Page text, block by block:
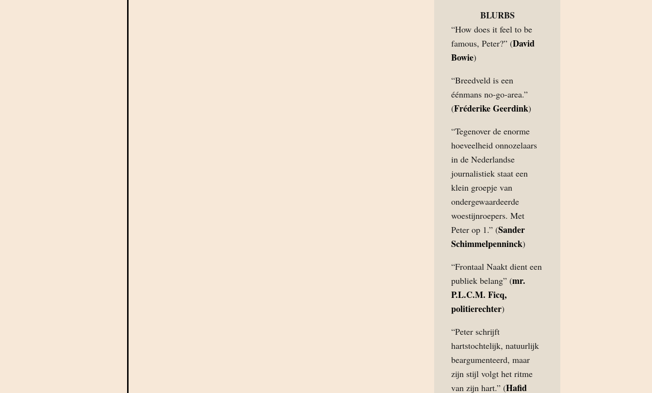
BLURBS
“How does it feel to be
famous, Peter?” (David
Bowie)
“Breedveld is een
éénmans no-go-area.”
(Fréderike Geerdink)
“Tegenover de enorme
hoeveelheid onnozelaars
in de Nederlandse
journalistiek staat een
klein groepje van
ondergewaardeerde
woestijnroepers. Met
Peter op 1.” (Sander
Schimmelpenninck)
“Frontaal Naakt dient een
publiek belang” (mr.
P.L.C.M. Ficq,
politierechter)
“Peter schrijft
hartstochtelijk, natuurlijk
beargumenteerd, maar
zijn stijl volgt het ritme
van zijn hart.” (Hafid